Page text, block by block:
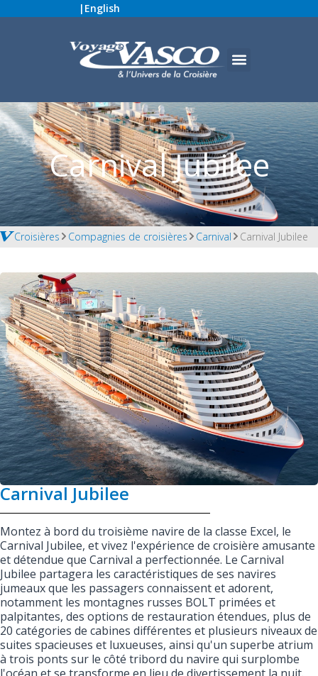
| English
Carnival Jubilee
Croisières Compagnies de croisières Carnival Carnival Jubilee
Carnival Jubilee
Montez à bord du troisième navire de la classe Excel, le
Carnival Jubilee, et vivez l'expérience de croisière amusante
et détendue que Carnival a perfectionnée. Le Carnival
Jubilee partagera les caractéristiques de ses navires
jumeaux que les passagers connaissent et adorent,
notamment les montagnes russes BOLT primées et
palpitantes, des options de restauration étendues, plus de
20 catégories de cabines différentes et plusieurs niveaux de
suites spacieuses et luxueuses, ainsi qu'un superbe atrium
à trois ponts sur le côté tribord du navire qui surplombe